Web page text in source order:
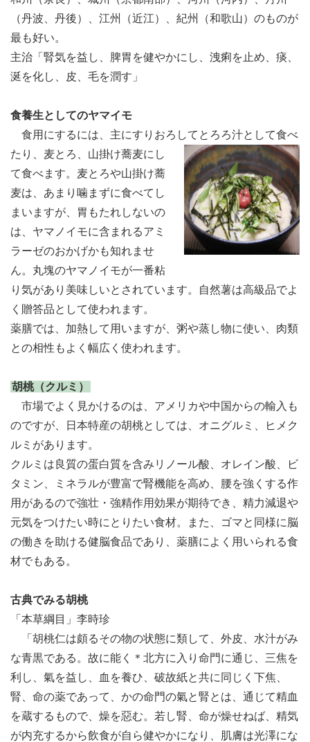
（丹波、丹後）、江州（近江）、紀州（和歌山）のものが
最も好い。
主治「腎気を益し、脾胃を健やかにし、洩痢を止め、痰、
涎を化し、皮、毛を潤す」
食養生としてのヤマイモ
食用にするには、主にすりおろしてとろろ汁として食べ
たり、麦とろ、山掛け蕎麦にし
て食べます。麦とろや山掛け蕎
麦は、あまり噛まずに食べてし
まいますが、胃もたれしないの
は、ヤマノイモに含まれるアミ
ラーゼのおかげかも知れませ
ん。丸塊のヤマノイモが一番粘
り気があり美味しいとされています。自然薯は高級品でよ
く贈答品として使われます。
薬膳では、加熱して用いますが、粥や蒸し物に使い、肉類
との相性もよく幅広く使われます。
胡桃（クルミ）
市場でよく見かけるのは、アメリカや中国からの輸入も
のですが、日本特産の胡桃としては、オニグルミ、ヒメク
ルミがあります。
クルミは良質の蛋白質を含みリノール酸、オレイン酸、ビ
タミン、ミネラルが豊富で腎機能を高め、腰を強くする作
用があるので強壮・強精作用効果が期待でき、精力減退や
元気をつけたい時にとりたい食材。また、ゴマと同様に脳
の働きを助ける健脳食品であり、薬膳によく用いられる食
材でもある。
古典でみる胡桃
「本草綱目」李時珍
「胡桃仁は頗るその物の状態に類して、外皮、水汁がみ
な青黒である。故に能く＊北方に入り命門に通じ、三焦を
利し、氣を益し、血を養ひ、破故紙と共に同じく下焦、
腎、命の薬であって、かの命門の氣と腎とは、通じて精血
を蔵するもので、燥を惡む。若し腎、命が燥せねば、精気
が内充するから飲食が自ら健やかになり、肌膚は光澤にな